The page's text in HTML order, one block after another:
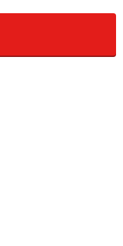
万円